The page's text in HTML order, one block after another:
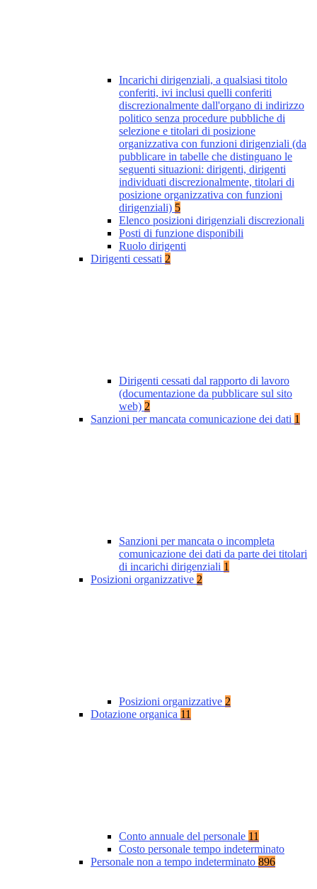
Incarichi dirigenziali, a qualsiasi titolo
conferiti, ivi inclusi quelli conferiti
discrezionalmente dall'organo di indirizzo
politico senza procedure pubbliche di
selezione e titolari di posizione
organizzativa con funzioni dirigenziali (da
pubblicare in tabelle che distinguano le
seguenti situazioni: dirigenti, dirigenti
individuati discrezionalmente, titolari di
posizione organizzativa con funzioni
dirigenziali) 5
Elenco posizioni dirigenziali discrezionali
Posti di funzione disponibili
Ruolo dirigenti
Dirigenti cessati 2
Dirigenti cessati dal rapporto di lavoro
(documentazione da pubblicare sul sito
web) 2
Sanzioni per mancata comunicazione dei dati 1
Sanzioni per mancata o incompleta
comunicazione dei dati da parte dei titolari
di incarichi dirigenziali 1
Posizioni organizzative 2
Posizioni organizzative 2
Dotazione organica 11
Conto annuale del personale 11
Costo personale tempo indeterminato
Personale non a tempo indeterminato 896